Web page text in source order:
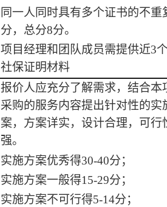
同一人同时具有多个证书的不重
分，总分8分。
项目经理和团队成员需提供近3
社保证明材料
报价人应充分了解需求，结合本
采购的服务内容提出针对性的实
案，方案详实， 设计合理，
可行
强。
实施方案优秀得30-40分；
实施方案一般得15-29分；
实施方案不可行得5-14分；